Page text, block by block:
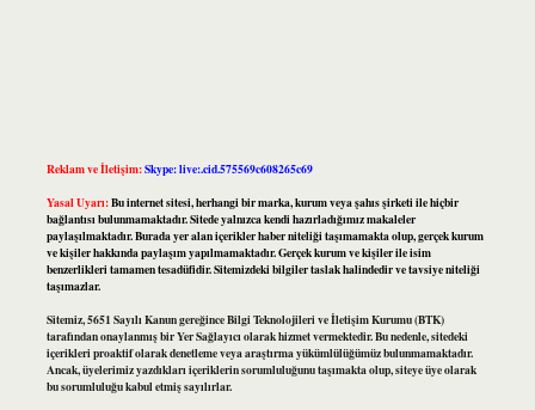
Reklam ve İletişim:Skype: live:.cid.575569c608265c69
Yasal Uyarı:Bu internet sitesi, herhangi bir marka, kurum veya şahıs şirketi ile hiçbir
bağlantısı bulunmamaktadır. Sitede yalnızca kendi hazırladığımız makaleler
paylaşılmaktadır. Burada yer alan içerikler haber niteliği taşımamakta olup, gerçek kurum
ve kişiler hakkında paylaşım yapılmamaktadır. Gerçek kurum ve kişiler ile isim
benzerlikleri tamamen tesadüfidir. Sitemizdeki bilgiler taslak halindedir ve tavsiye niteliği
taşımazlar.
Sitemiz, 5651 Sayılı Kanun gereğince Bilgi Teknolojileri ve İletişim Kurumu (BTK)
tarafından onaylanmış bir Yer Sağlayıcı olarak hizmet vermektedir. Bu nedenle, sitedeki
içerikleri proaktif olarak denetleme veya araştırma yükümlülüğümüz bulunmamaktadır.
Ancak, üyelerimiz yazdıkları içeriklerin sorumluluğunu taşımakta olup, siteye üye olarak
bu sorumluluğu kabul etmiş sayılırlar.